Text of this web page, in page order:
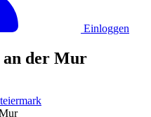
Einloggen
an der Mur